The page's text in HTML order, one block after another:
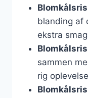
blanding af
ekstra
sammen
rig